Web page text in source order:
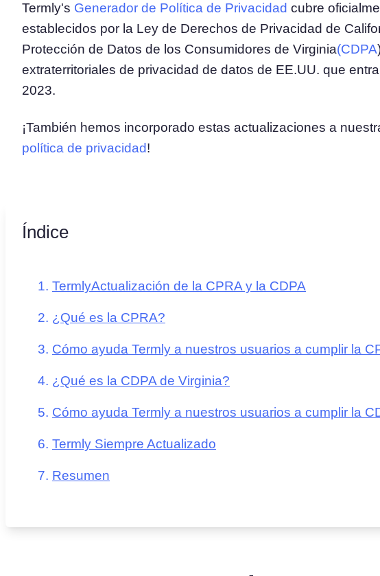
Plataforma de Gestión del
Consentimiento
Solución integral de gestión del consentimiento
Termly's Generador de Política de Privacidad cubre
establecidos por la Ley de Derechos de Privacidad de
Protección de Datos de los Consumidores de Virginia(CDPA
extraterritoriales de privacidad de datos de EE.UU. que
2023.
¡También hemos incorporado estas actualizaciones a
política de privacidad!
Índice
TermlyActualización de la CPRA y la CDPA
¿Qué es la CPRA?
Cómo ayuda Termly a nuestros usuarios a cumplir la
¿Qué es la CDPA de Virginia?
Cómo ayuda Termly a nuestros usuarios a cumplir la
Termly Siempre Actualizado
Resumen